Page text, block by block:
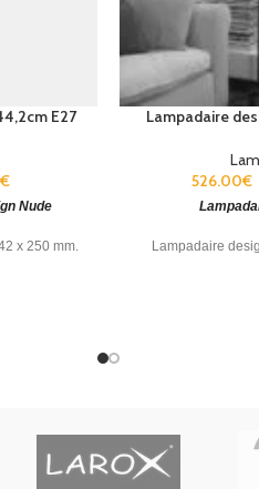
E27
€
Nude
x 250 mm.
Lampadaire
526.00€
Lampadaire